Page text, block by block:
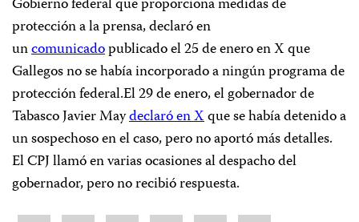
Gobierno federal que proporciona medidas de
protección a la prensa, declaró en
uncomunicadopublicado el 25 de enero en X que
Gallegos no se había incorporado a ningún programa de
protección federal.El 29 de enero, el gobernador de
Tabasco Javier Maydeclaró en Xque se había detenido a
un sospechoso en el caso, pero no aportó más detalles.
El CPJ llamó en varias ocasiones al despacho del
gobernador, pero no recibió respuesta.
Share